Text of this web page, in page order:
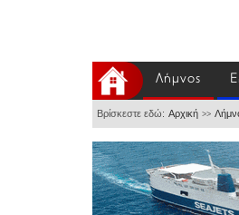
Λήμνος
Βρίσκεστε εδώ: Αρχική >>